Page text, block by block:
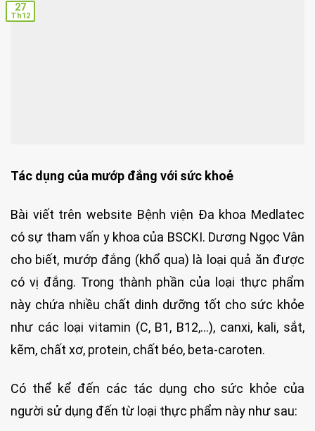
27
Th12
Tác dụng của mướp đắng với sức khoẻ
Bài viết trên website Bệnh viện Đa khoa Medlatec
có sự tham vấn y khoa của BSCKI. Dương Ngọc Vân
cho biết, mướp đắng (khổ qua) là loại quả ăn được
có vị đắng. Trong thành phần của loại thực phẩm
này chứa nhiều chất dinh dưỡng tốt cho sức khỏe
như các loại vitamin (C, B1, B12,…), canxi, kali, sắt,
kẽm, chất xơ, protein, chất béo, beta-caroten.
Có thể kể đến các tác dụng cho sức khỏe của
người sử dụng đến từ loại thực phẩm này như sau: